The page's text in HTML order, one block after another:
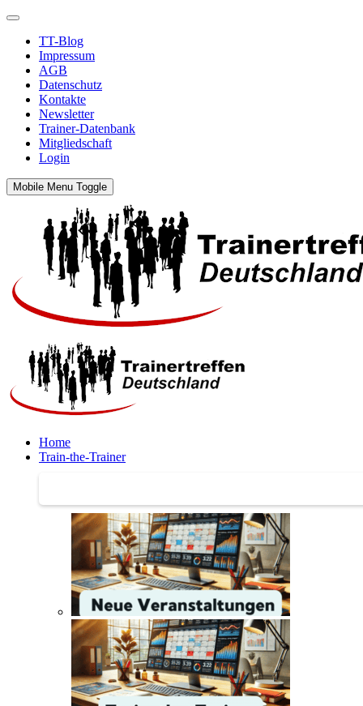
TT-Blog
Impressum
AGB
Datenschutz
Kontakte
Newsletter
Trainer-Datenbank
Mitgliedschaft
Login
Mobile Menu Toggle
Home
Train-the-Trainer